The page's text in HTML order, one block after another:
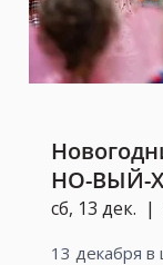
НО-ВЫЙ-
сб, 13 дек.
  |
13 декабря в